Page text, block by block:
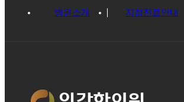
병원소개 지점진료안내